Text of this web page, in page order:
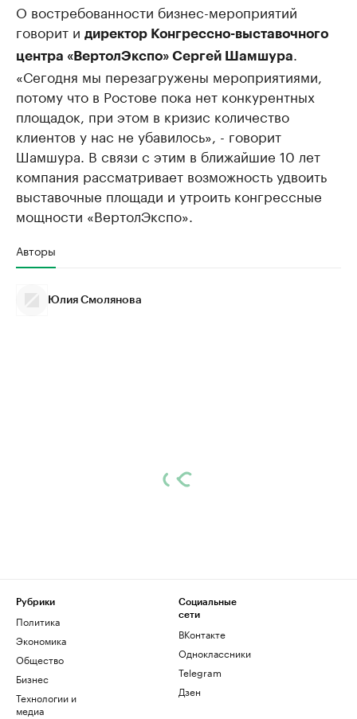
О востребованности бизнес-мероприятий
говорит и директор Конгрессно-выставочного
центра «ВертолЭкспо» Сергей Шамшура.
«Сегодня мы перезагружены мероприятиями,
потому что в Ростове пока нет конкурентных
площадок, при этом в кризис количество
клиентов у нас не убавилось», - говорит
Шамшура. В связи с этим в ближайшие 10 лет
компания рассматривает возможность удвоить
выставочные площади и утроить конгрессные
мощности «ВертолЭкспо».
Авторы
Юлия Смолянова
Рубрики
Политика
Экономика
Общество
Бизнес
Технологии и
медиа
Социальные
сети
ВКонтакте
Одноклассники
Telegram
Дзен